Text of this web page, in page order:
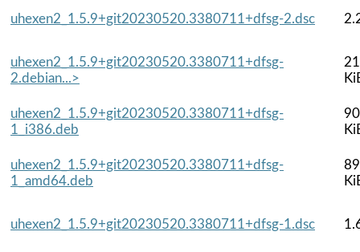
uhexen2_1.5.9+git20230520.3380711+dfsg-2.dsc
uhexen2_1.5.9+git20230520.3380711+dfsg-
2.debian...>
uhexen2_1.5.9+git20230520.3380711+dfsg-
1_i386.deb
uhexen2_1.5.9+git20230520.3380711+dfsg-
1_amd64.deb
uhexen2_1.5.9+git20230520.3380711+dfsg-1.dsc